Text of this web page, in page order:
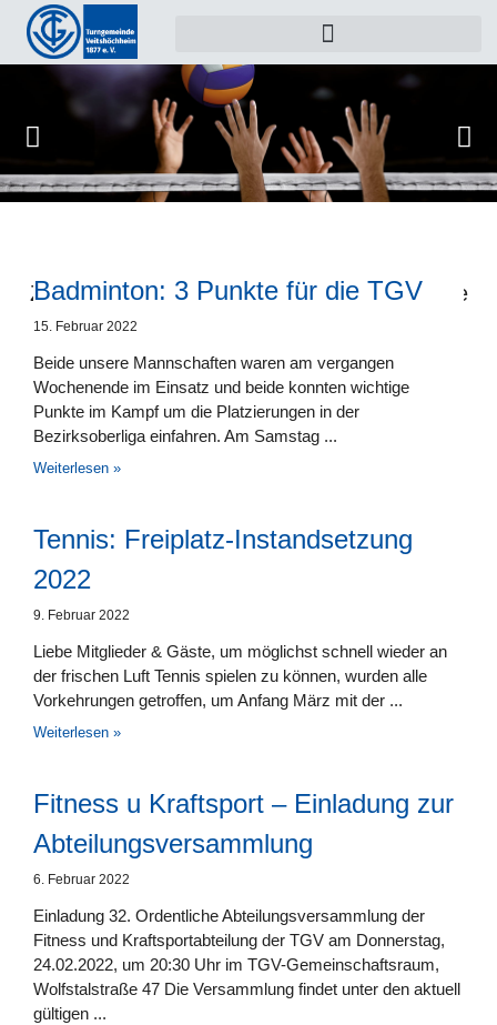
Zu dieser Kategorie gibt es leider noch keine
Badminton: 3 Punkte für die TGV
15. Februar 2022
Beide unsere Mannschaften waren am vergangen
Wochenende im Einsatz und beide konnten wichtige
Punkte im Kampf um die Platzierungen in der
Bezirksoberliga einfahren. Am Samstag
Weiterlesen »
Tennis: Freiplatz-Instandsetzung
2022
9. Februar 2022
Liebe Mitglieder & Gäste, um möglichst schnell wieder an
der frischen Luft Tennis spielen zu können, wurden alle
Vorkehrungen getroffen, um Anfang März mit der
Weiterlesen »
Fitness u Kraftsport – Einladung zur
Abteilungsversammlung
6. Februar 2022
Einladung 32. Ordentliche Abteilungsversammlung der
Fitness und Kraftsportabteilung der TGV am Donnerstag,
24.02.2022, um 20:30 Uhr im TGV-Gemeinschaftsraum,
Wolfstalstraße 47 Die Versammlung findet unter den aktuell
gültigen